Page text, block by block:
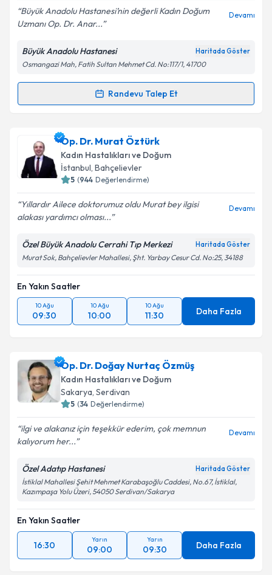
Kişisel verilerimin işlenmesine ilişkinAydınlatma
Metni'ni okudum ve kişisel verilerimin belirtilen
Büyük Anadolu Hastanesi’nin değerli Kadın Doğum
Uzmanı Op. Dr. Anar...
Devamı
Büyük Anadolu Hastanesi Haritada Göster
Osmangazi Mah, Fatih Sultan Mehmet Cd. No:117/1, 41700
Randevu Talep Et
Randevu Takvimi Talebi
Op. Dr. Anar Panahlıiçin randevu takvimi talebi
oluşturun. Size bu uzmandan randevu almanız için bir
takvim hazırlandığında e-posta ile bilgilendireceğiz.
Kişisel verilerimin işlenmesine ilişkin
Aydınlatma
Metni'ni okudum ve kişisel verilerimin belirtilen
kapsamda işlenmesini kabul ediyorum.
Takvim Talebini Gönder
Op. Dr. Murat Öztürk
Kadın Hastalıkları ve Doğum
İstanbul, Bahçelievler
5 (944 Değerlendirme)
Yıllardır Ailece doktorumuz oldu Murat bey ilgisi
alakası yardımcı olması...
Devamı
Özel Büyük Anadolu Cerrahi Tıp Merkezi Haritada Göster
Murat Sok, Bahçelievler Mahallesi, Şht. Yarbay Cesur Cd. No:25, 34188
En Yakın Saatler
10 Ağu
09:30
10 Ağu
10:00
10 Ağu
11:30 Daha Fazla
Op. Dr. Doğay Nurtaç Özmüş
Kadın Hastalıkları ve Doğum
Sakarya, Serdivan
5 (34 Değerlendirme)
ilgi ve alakanız için teşekkür ederim, çok memnun
kalıyorum her...
Devamı
Özel Adatıp Hastanesi Haritada Göster
İstiklal Mahallesi Şehit Mehmet Karabaşoğlu Caddesi, No.67, İstiklal,
Kazımpaşa Yolu Üzeri, 54050 Serdivan/Sakarya
En Yakın Saatler
16:30
Yarın
09:00
Yarın
09:30 Daha Fazla